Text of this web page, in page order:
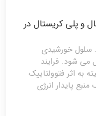
و پلی کریستال در
سلول خورشیدی
می شود. فرایند
به اثر فتوولتاییک
پایدار انرژی